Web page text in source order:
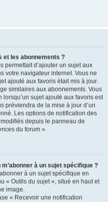
et les abonnements ?
permettait d’ajouter un sujet aux
votre navigateur internet. Vous ne
ajouté aux favoris était mis à jour.
similaires aux abonnements. Vous
sujet ajouté aux favoris est
préviendra de la mise à jour d’un
Les options de notification des
depuis le panneau de
du forum ».
à un sujet spécifique ?
à un sujet spécifique en
« Outils du sujet », situé en haut et
image.
« Recevoir une notification